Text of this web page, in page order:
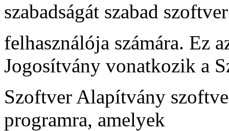
szabadságát szabad szoftver
felhasználója számára. Ez
Jogosítvány vonatkozik a
Szoftver Alapítvány
programra, amelyek